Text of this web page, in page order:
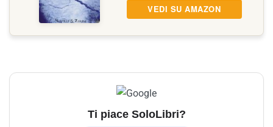
VEDI SU AMAZON
Ti piace SoloLibri?